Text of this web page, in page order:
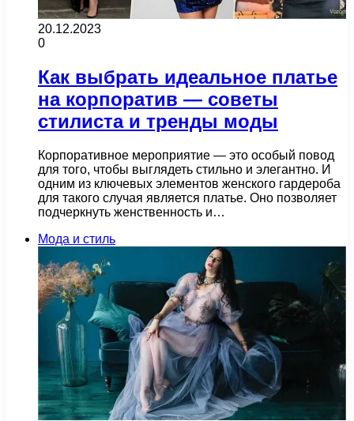
20.12.2023
0
Как выбрать идеальное платье
на корпоратив — советы
стилиста и тренды моды
Корпоративное мероприятие — это особый повод
для того, чтобы выглядеть стильно и элегантно. И
одним из ключевых элементов женского гардероба
для такого случая является платье. Оно позволяет
подчеркнуть женственность и…
Мода и стиль